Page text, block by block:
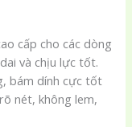
cấp cho các dòng
và chịu lực tốt.
bám dính cực tốt
nét, không lem,